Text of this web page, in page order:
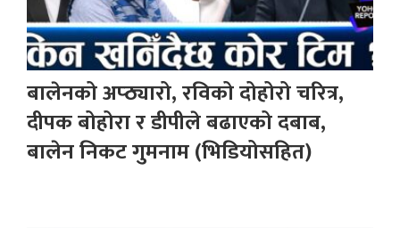
बालेनको अप्ठ्यारो, रविको दोहोरो चरित्र,
दीपक बोहोरा र डीपीले बढाएको दबाब,
बालेन निकट गुमनाम (भिडियोसहित)